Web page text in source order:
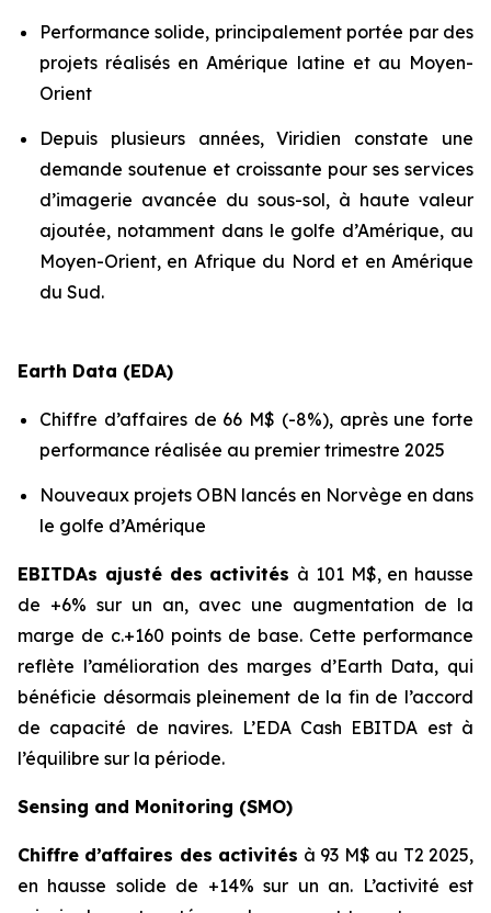
Performance solide, principalement portée par des
projets réalisés en Amérique latine et au Moyen-
Orient
Depuis plusieurs années, Viridien constate une
demande soutenue et croissante pour ses services
d’imagerie avancée du sous-sol, à haute valeur
ajoutée, notamment dans le golfe d’Amérique, au
Moyen-Orient, en Afrique du Nord et en Amérique
du Sud.
Earth Data (EDA)
Chiffre d’affaires de 66 M$ (-8%), après une forte
performance réalisée au premier trimestre 2025
Nouveaux projets OBN lancés en Norvège en dans
le golfe d’Amérique
EBITDAs ajusté des activités à 101 M$, en hausse
de +6% sur un an, avec une augmentation de la
marge de c.+160 points de base. Cette performance
reflète l’amélioration des marges d’Earth Data, qui
bénéficie désormais pleinement de la fin de l’accord
de capacité de navires. L’EDA Cash EBITDA est à
l’équilibre sur la période.
Sensing and Monitoring (SMO)
Chiffre d’affaires des activités à 93 M$ au T2 2025,
en hausse solide de +14% sur un an. L’activité est